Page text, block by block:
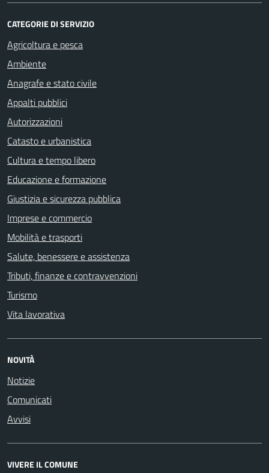
CATEGORIE DI SERVIZIO
Agricoltura e pesca
Ambiente
Anagrafe e stato civile
Appalti pubblici
Autorizzazioni
Catasto e urbanistica
Cultura e tempo libero
Educazione e formazione
Giustizia e sicurezza pubblica
Imprese e commercio
Mobilità e trasporti
Salute, benessere e assistenza
Tributi, finanze e contravvenzioni
Turismo
Vita lavorativa
NOVITÀ
Notizie
Comunicati
Avvisi
VIVERE IL COMUNE